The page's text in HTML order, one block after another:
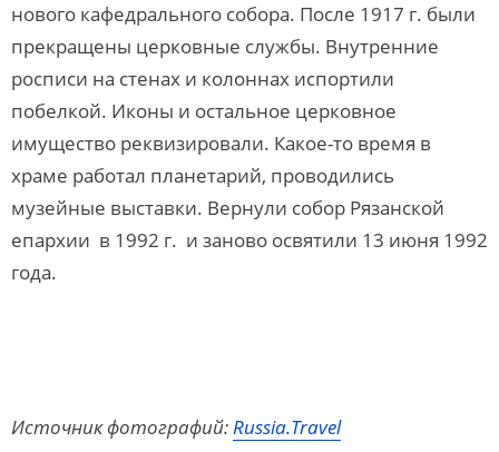
нового кафедрального собора. После 1917 г. были
прекращены церковные службы. Внутренние
росписи на стенах и колоннах испортили
побелкой. Иконы и остальное церковное
имущество реквизировали. Какое-то время в
храме работал планетарий, проводились
музейные выставки. Вернули собор Рязанской
епархии в 1992 г. и заново освятили 13 июня 1992
года.
Источник фотографий:Russia.Travel